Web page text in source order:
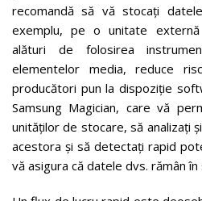
recomandă să vă stocați
exemplu, pe o unitate
alături de folosirea
elementelor media, reduce
producători pun la dispoziție
Samsung Magician, care vă
unităților de stocare, să analizați
acestora și să detectați rapid
vă asigura că datele dvs. rămân în